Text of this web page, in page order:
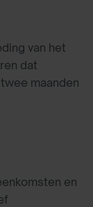
van het
dat
maanden
en